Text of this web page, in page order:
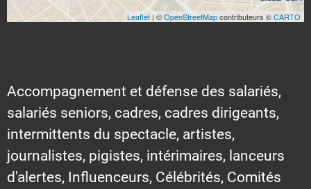
Leaflet | ©OpenStreetMapcontributeurs ©CARTO
Accompagnement et défense des salariés,
salariés seniors, cadres, cadres dirigeants,
intermittents du spectacle, artistes,
journalistes, pigistes, intérimaires, lanceurs
d'alertes, Influenceurs, Célébrités, Comités